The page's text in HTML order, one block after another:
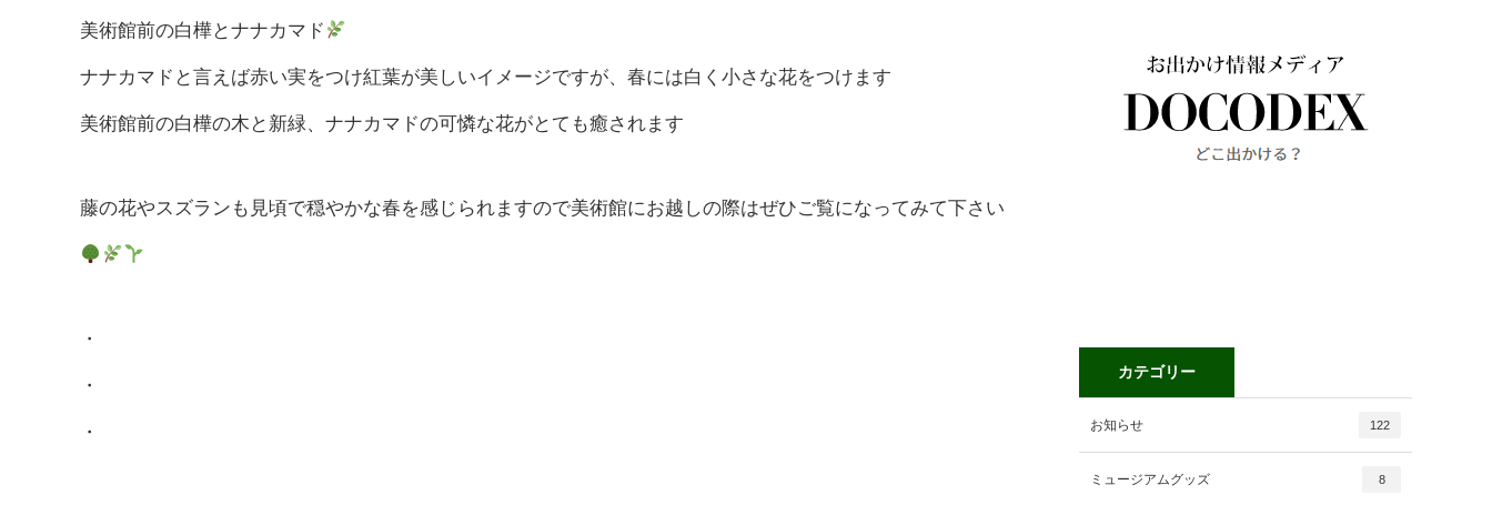
美術館前の白樺とナナカマド
ナナカマドと言えば赤い実をつけ紅葉が美しいイメージですが、春には白く小さな花をつけます
美術館前の白樺の木と新緑、ナナカマドの可憐な花がとても癒されます
藤の花やスズランも見頃で穏やかな春を感じられますので美術館にお越しの際はぜひご覧になってみて下さい
・
・
・
カテゴリー
お知らせ 122
ミュージアムグッズ 8